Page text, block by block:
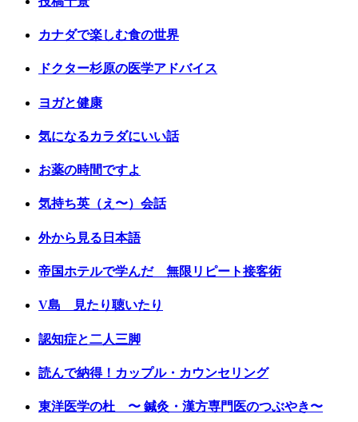
カナダで楽しむ食の世界
ドクター杉原の医学アドバイス
ヨガと健康
気になるカラダにいい話
お薬の時間ですよ
気持ち英（え〜）会話
外から見る日本語
帝国ホテルで学んだ 無限リピート接客術
V島 見たり聴いたり
認知症と二人三脚
読んで納得！カップル・カウンセリング
東洋医学の杜 〜 鍼灸・漢方専門医のつぶやき〜